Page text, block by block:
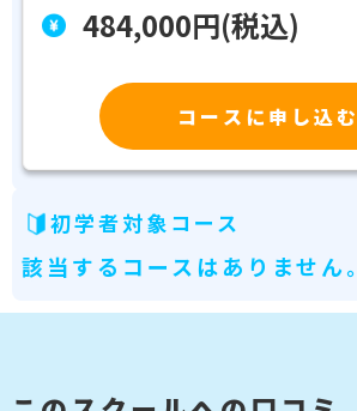
484,000円(税込)
コースに申し込む
初学者対象コース
該当するコースはありません。